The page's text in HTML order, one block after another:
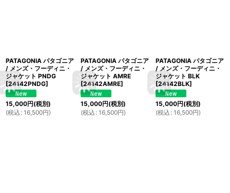
PATAGONIA パタゴニア
/ メンズ・フーディニ・
ジャケット PNDG
[24142PNDG]
15,000円(税別)
(税込 : 16,500円)
PATAGONIA パタゴニア
/ メンズ・フーディニ・
ジャケット AMRE
[24142AMRE]
15,000円(税別)
(税込 : 16,500円)
PATAGONIA パタゴニア
/ メンズ・フーディニ・
ジャケット BLK
[24142BLK]
15,000円(税別)
(税込 : 16,500円)